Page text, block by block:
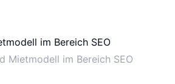
Mietmodell im Bereich SEO